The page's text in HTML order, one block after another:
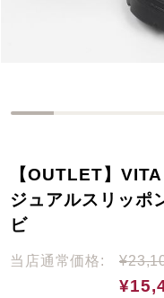
0
m
p
l
t
【OUTLET】
ジュアルスリッ
ビ
当店通常価格: